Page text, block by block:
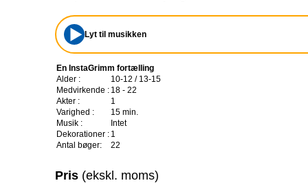
Lyt til musikken
En InstaGrimm fortælling
Alder :
10-12 / 13-15
Medvirkende : 18 - 22
Akter :
1
Varighed :
15 min.
Musik :
Intet
Dekorationer : 1
Antal bøger:
22
Pris (ekskl. moms)